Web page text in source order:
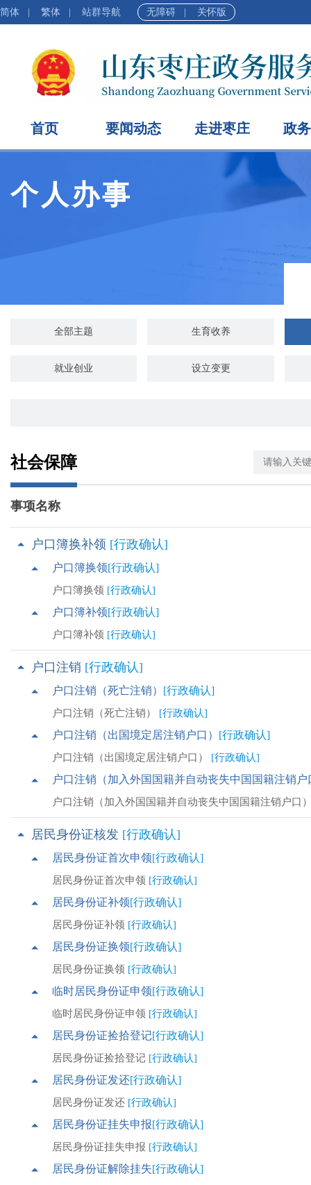
简体 繁体 站群导航 无障碍 关怀版
首页 要闻动态 走进枣庄 政
个人办事
全部主题 生育收养
就业创业 设立变更
死亡殡葬
社会保障
事项名称
户口簿换补领 [行政确认]
户口簿换领[行政确认]
户口簿换领 [行政确认]
户口簿补领[行政确认]
户口簿补领 [行政确认]
户口注销 [行政确认]
户口注销（死亡注销） [行政确认]
户口注销（死亡注销） [行政确认]
户口注销（出国境定居注销户口） [行政确认]
户口注销（出国境定居注销户口） [行政确认]
户口注销（加入外国国籍并自动丧失中国国籍注销户
户口注销（加入外国国籍并自动丧失中国国籍注销户口
居民身份证核发 [行政确认]
居民身份证首次申领[行政确认]
居民身份证首次申领 [行政确认]
居民身份证补领[行政确认]
居民身份证补领 [行政确认]
居民身份证换领[行政确认]
居民身份证换领 [行政确认]
临时居民身份证申领[行政确认]
临时居民身份证申领 [行政确认]
居民身份证捡拾登记[行政确认]
居民身份证捡拾登记 [行政确认]
居民身份证发还[行政确认]
居民身份证发还 [行政确认]
居民身份证挂失申报[行政确认]
居民身份证挂失申报 [行政确认]
居民身份证解除挂失[行政确认]